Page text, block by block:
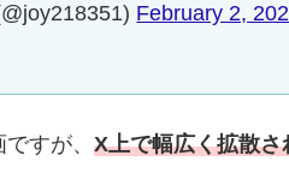
February 2,
すが、 X上で幅広く拡散さ